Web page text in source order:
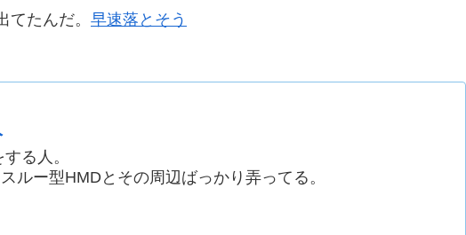
たんだ。 早速落とそう
る人。
ルー型HMDとその周辺ばっかり弄ってる。